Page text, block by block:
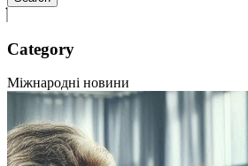
Category
Міжнародні новини